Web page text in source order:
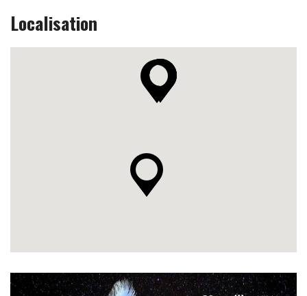
Localisation